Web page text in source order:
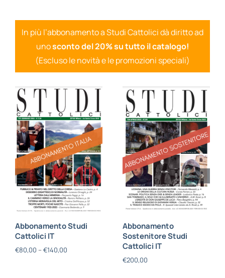
In più l’abbonamento a Studi Cattolici dà diritto ad
unosconto del 20% su tutto il catalogo!
(Escluso le novità e le promozioni speciali)
Abbonamento Studi
Cattolici IT
€80,00 – €140,00
Abbonamento
Sostenitore Studi
Cattolici IT
€200,00